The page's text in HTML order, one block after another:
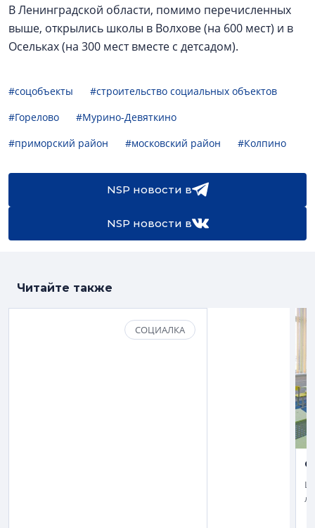
В Ленинградской области, помимо перечисленных
выше, открылись школы в Волхове (на 600 мест) и в
Осельках (на 300 мест вместе с детсадом).
#соцобъекты
#строительство социальных объектов
#Горелово
#Мурино-Девяткино
#приморский район
#московский район #Колпино
NSP новости в
NSP новости в
Читайте также
СОЦИАЛКА